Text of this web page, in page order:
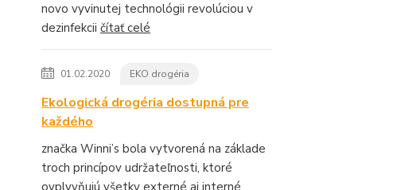
novo vyvinutej technológii revolúciou v
dezinfekcii čítať celé
01.02.2020 EKO drogéria
Ekologická drogéria dostupná pre
každého
značka Winni’s bola vytvorená na základe
troch princípov udržateľnosti, ktoré
ovplyvňujú všetky externé aj interné